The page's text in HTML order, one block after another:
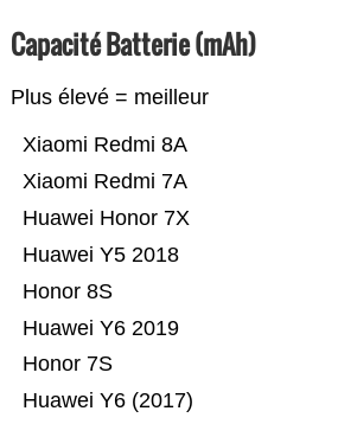
Capacité Batterie (mAh)
Plus élevé = meilleur
Huawei Y6 (2017)
Honor 7S
Huawei Y6 2019
Honor 8S
Huawei Y5 2018
Huawei Honor 7X
Xiaomi Redmi 7A
Xiaomi Redmi 8A